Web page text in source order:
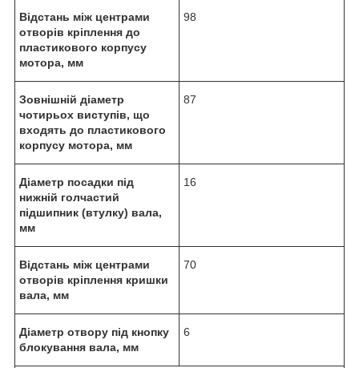
Відстань між центрами
отворів кріплення до
пластикового корпусу
мотора, мм
98
Зовнішній діаметр
чотирьох виступів, що
входять до пластикового
корпусу мотора, мм
87
Діаметр посадки під
нижній голчастий
підшипник (втулку) вала,
мм
16
Відстань між центрами
отворів кріплення кришки
вала, мм
70
Діаметр отвору під кнопку
блокування вала, мм
6